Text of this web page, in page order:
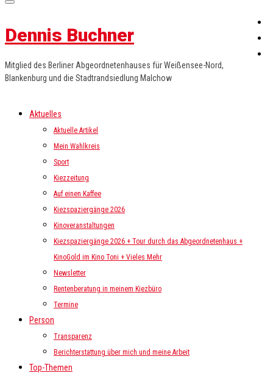
Dennis Buchner
Mitglied des Berliner Abgeordnetenhauses für Weißensee-Nord,
Blankenburg und die Stadtrandsiedlung Malchow
Aktuelles
Aktuelle Artikel
Mein Wahlkreis
Sport
Kiezzeitung
Auf einen Kaffee
Kiezspaziergänge 2026
Kinoveranstaltungen
Kiezspaziergänge 2026 + Tour durch das Abgeordnetenhaus +
KinoGold im Kino Toni + Vieles Mehr
Newsletter
Rentenberatung in meinem Kiezbüro
Termine
Person
Transparenz
Berichterstattung über mich und meine Arbeit
Top-Themen